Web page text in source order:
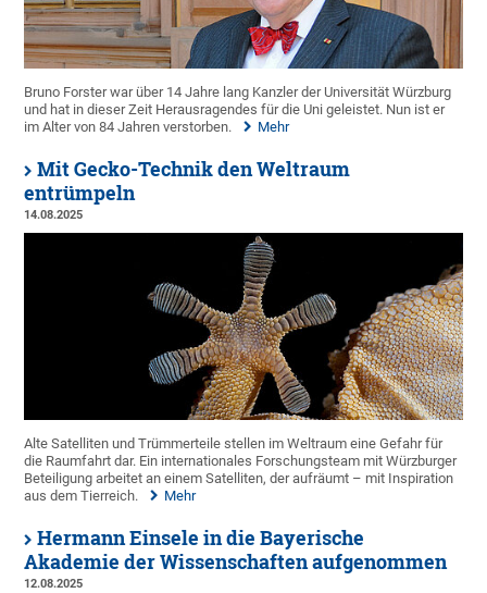
Bruno Forster war über 14 Jahre lang Kanzler der Universität Würzburg
und hat in dieser Zeit Herausragendes für die Uni geleistet. Nun ist er
im Alter von 84 Jahren verstorben.
Mehr
Mit Gecko-Technik den Weltraum
entrümpeln
14.08.2025
Alte Satelliten und Trümmerteile stellen im Weltraum eine Gefahr für
die Raumfahrt dar. Ein internationales Forschungsteam mit Würzburger
Beteiligung arbeitet an einem Satelliten, der aufräumt – mit Inspiration
aus dem Tierreich.
Mehr
Hermann Einsele in die Bayerische
Akademie der Wissenschaften aufgenommen
12.08.2025